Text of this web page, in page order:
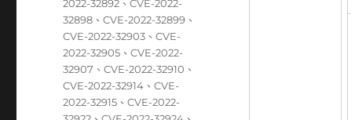
2022-32892 、CVE-2022-
32898 、CVE-2022-32899 、
CVE-2022-32903 、CVE-
2022-32905 、CVE-2022-
32907 、CVE-2022-32910 、
CVE-2022-32914 、CVE-
2022-32915 、CVE-2022-